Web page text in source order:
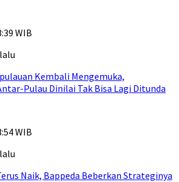
WIB
Kembali Mengemuka,
Pulau Dinilai Tak Bisa Lagi Ditunda
WIB
Naik, Bappeda Beberkan Strateginya